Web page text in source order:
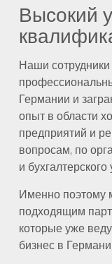
Высокий
Наши
Германии и
опыт в области
предприятий и
вопросам, по
и бухгалтерского
Именно
подходящим
которые уже
бизнес в